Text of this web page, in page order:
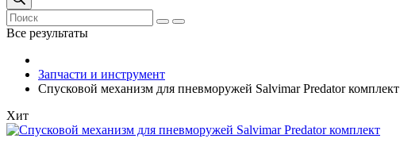
Все результаты
Запчасти и инструмент
Спусковой механизм для пневморужей Salvimar Predator комплект
Хит